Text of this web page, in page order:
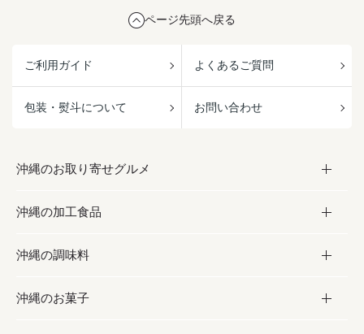
ページ先頭へ戻る
ご利用ガイド よくあるご質問
包装・熨斗について お問い合わせ
沖縄のお取り寄せグルメ
お取り寄せグルメ
フルーツ・野菜
お肉
沖縄の加工食品
加工食品
缶詰／パウチ
沖縄の調味料
調味料
沖縄のお菓子